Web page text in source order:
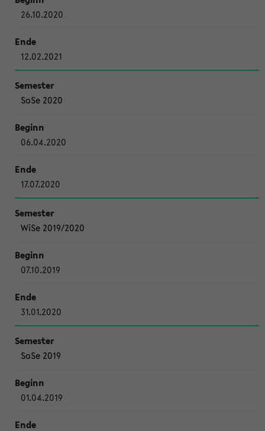
26.10.2020
12.02.2021
SoSe 2020
06.04.2020
17.07.2020
WiSe 2019/2020
07.10.2019
31.01.2020
SoSe 2019
01.04.2019